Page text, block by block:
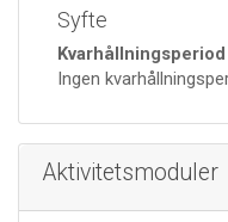
Syfte
Kvarhållningsperiod
Ingen
Aktivitetsmoduler